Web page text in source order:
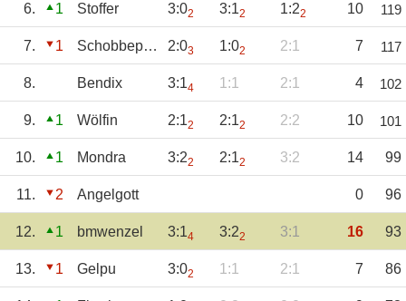
6. 1 Stoffer 3:02 3:12 1:22 10 119
7. 1 Schobbepetzer 2:03 1:02 2:1 7 117
8. Bendix 3:14 1:1 2:1 4 102
9. 1 Wölfin 2:12 2:12 2:2 10 101
10. 1 Mondra 3:22 2:12 3:2 14 99
11. 2 Angelgott 0 96
12. 1 bmwenzel 3:14 3:22 3:1 16 93
13. 1 Gelpu 3:02 1:1 2:1 7 86